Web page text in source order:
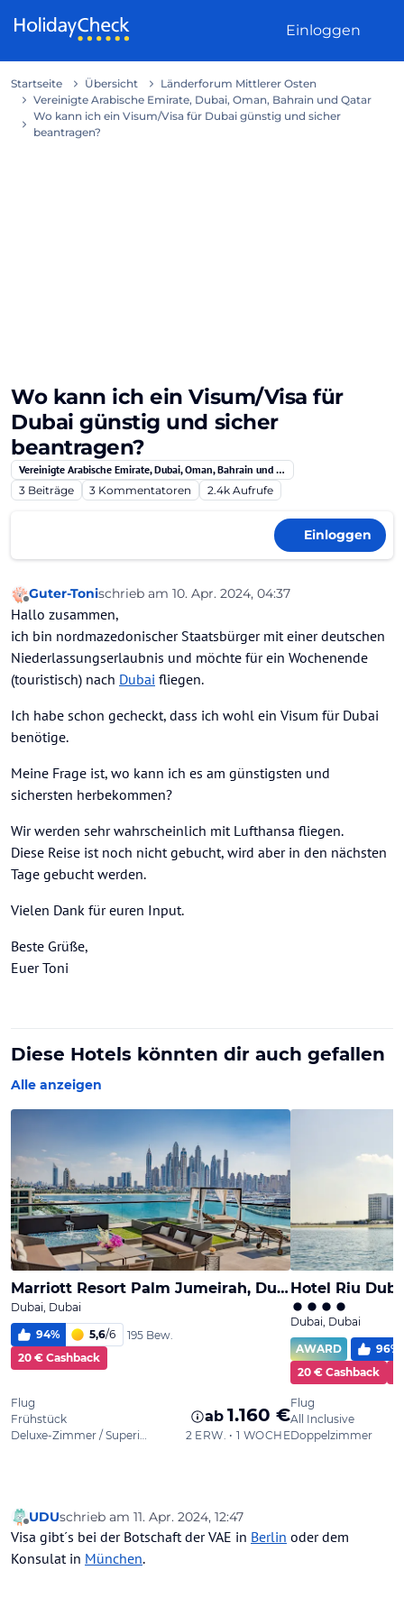
Einloggen
Startseite Übersicht
Länderforum Mittlerer Osten
Vereinigte Arabische Emirate, Dubai, Oman, Bahrain und Qatar
Wo kann ich ein Visum/Visa für Dubai günstig und sicher
beantragen?
Wo kann ich ein Visum/Visa für
Dubai günstig und sicher
beantragen?
Vereinigte Arabische Emirate, Dubai, Oman, Bahrain und Qatar
3 Beiträge 3 Kommentatoren 2.4k Aufrufe
Einloggen
Offline
Guter-Tonischrieb am 10. Apr. 2024, 04:37
zuletzt editiert von
Hallo zusammen,
ich bin nordmazedonischer Staatsbürger mit einer deutschen
Niederlassungserlaubnis und möchte für ein Wochenende
(touristisch) nach Dubai fliegen.
Ich habe schon gecheckt, dass ich wohl ein Visum für Dubai
benötige.
Meine Frage ist, wo kann ich es am günstigsten und
sichersten herbekommen?
Wir werden sehr wahrscheinlich mit Lufthansa fliegen.
Diese Reise ist noch nicht gebucht, wird aber in den nächsten
Tage gebucht werden.
Vielen Dank für euren Input.
Beste Grüße,
Euer Toni
Offline
UDUschrieb am 11. Apr. 2024, 12:47
zuletzt editiert von
Visa gibt´s bei der Botschaft der VAE in Berlin oder dem
Konsulat in München.